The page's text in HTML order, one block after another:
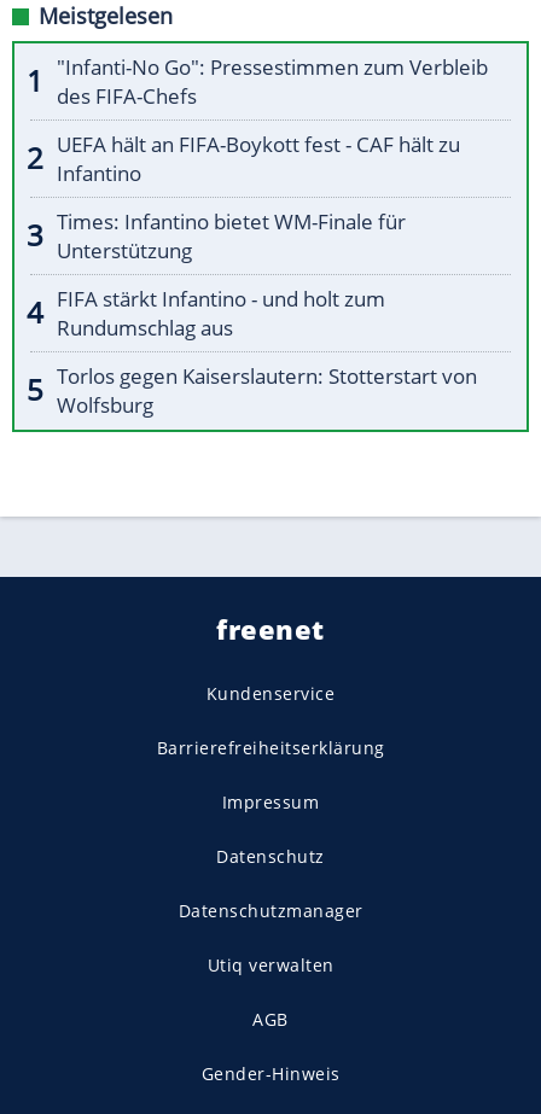
Meistgelesen
"Infanti-No Go": Pressestimmen zum Verbleib
des FIFA-Chefs
UEFA hält an FIFA-Boykott fest - CAF hält zu
Infantino
Times: Infantino bietet WM-Finale für
Unterstützung
FIFA stärkt Infantino - und holt zum
Rundumschlag aus
Torlos gegen Kaiserslautern: Stotterstart von
Wolfsburg
freenet
Kundenservice
Barrierefreiheitserklärung
Impressum
Datenschutz
Datenschutzmanager
Utiq verwalten
AGB
Gender-Hinweis